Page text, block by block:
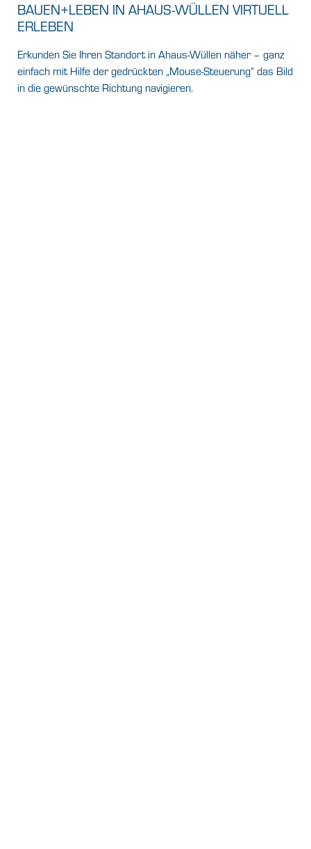
BAUEN+LEBEN IN AHAUS-WÜLLEN VIRTUELL
ERLEBEN
Erkunden Sie Ihren Standort in Ahaus-Wüllen näher – ganz
einfach mit Hilfe der gedrückten „Mouse-Steuerung“ das Bild
in die gewünschte Richtung navigieren.